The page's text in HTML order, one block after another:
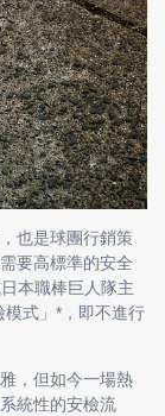
也是球團行銷策
要高標準的安全
本職棒巨人隊主
式」*，即不進行
，但如今一場熱
統性的安檢流